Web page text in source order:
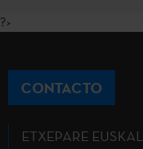
?>
CONTACTO
ETXEPARE